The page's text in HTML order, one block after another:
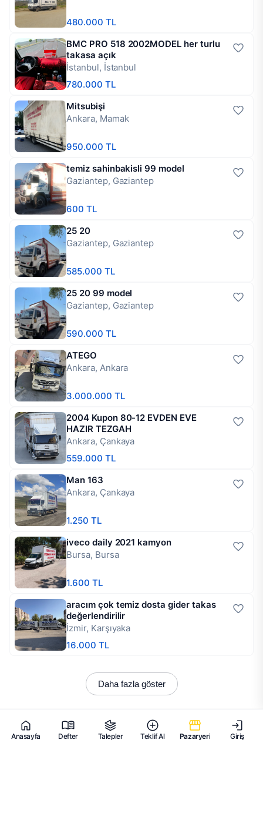
Anasayfa Defter Talepler Teklif Al Pazaryeri Giriş
480.000 TL
BMC PRO 518 2002MODEL her turlu
takasa açık
İstanbul, İstanbul
780.000 TL
Mitsubişi
Ankara, Mamak
950.000 TL
temiz sahinbakisli 99 model
Gaziantep, Gaziantep
600 TL
25 20
Gaziantep, Gaziantep
585.000 TL
25 20 99 model
Gaziantep, Gaziantep
590.000 TL
ATEGO
Ankara, Ankara
3.000.000 TL
2004 Kupon 80-12 EVDEN EVE
HAZIR TEZGAH
Ankara, Çankaya
559.000 TL
Man 163
Ankara, Çankaya
1.250 TL
iveco daily 2021 kamyon
Bursa, Bursa
1.600 TL
aracım çok temiz dosta gider takas
değerlendirilir
İzmir, Karşıyaka
16.000 TL
Daha fazla göster